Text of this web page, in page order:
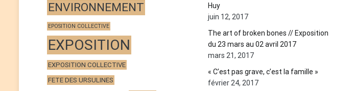
ENVIRONNEMENT
EPOSITION COLLECTIVE
EXPOSITION
EXPOSITION COLLECTIVE
FETE DES URSULINES
Huy
juin 12, 2017
The art of broken bones // Exposition
du 23 mars au 02 avril 2017
mars 21, 2017
« C’est pas grave, c’est la famille »
février 24, 2017